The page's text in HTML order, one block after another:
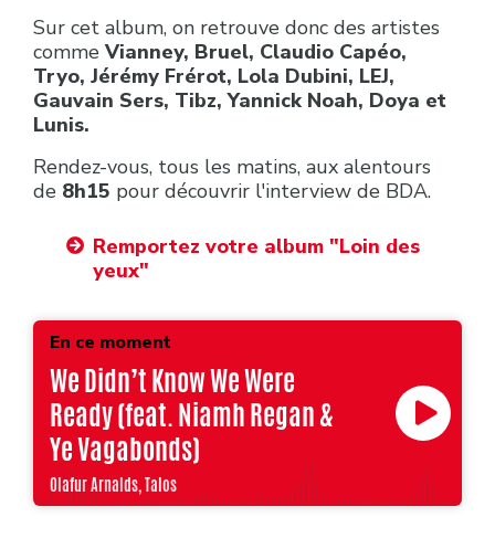
Sur cet album, on retrouve donc des artistes
comme Vianney, Bruel, Claudio Capéo,
Tryo, Jérémy Frérot, Lola Dubini, LEJ,
Gauvain Sers, Tibz, Yannick Noah, Doya et
Lunis.
Rendez-vous, tous les matins, aux alentours
de 8h15 pour découvrir l'interview de BDA.
Remportez votre album "Loin des
yeux"
En ce moment
We Didn’t Know We Were
Ready (feat. Niamh Regan &
Ye Vagabonds)
Olafur Arnalds, Talos